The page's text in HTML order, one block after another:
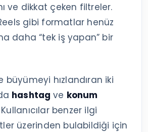
ve dikkat çeken filtreler.
gibi formatlar henüz
daha “tek iş yapan” bir
büyümeyi hızlandıran iki
hashtag ve konum
benzer ilgi
üzerinden bulabildiği için